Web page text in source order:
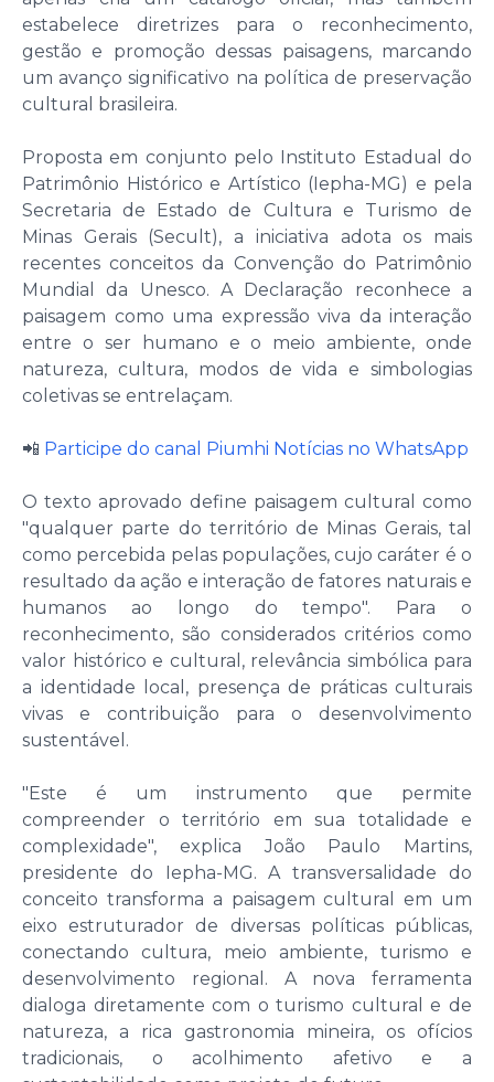
estabelece diretrizes para o reconhecimento,
gestão e promoção dessas paisagens, marcando
um avanço significativo na política de preservação
cultural brasileira.
Proposta em conjunto pelo Instituto Estadual do
Patrimônio Histórico e Artístico (Iepha-MG) e pela
Secretaria de Estado de Cultura e Turismo de
Minas Gerais (Secult), a iniciativa adota os mais
recentes conceitos da Convenção do Patrimônio
Mundial da Unesco. A Declaração reconhece a
paisagem como uma expressão viva da interação
entre o ser humano e o meio ambiente, onde
natureza, cultura, modos de vida e simbologias
coletivas se entrelaçam.
📲 Participe do canal Piumhi Notícias no WhatsApp
O texto aprovado define paisagem cultural como
"qualquer parte do território de Minas Gerais, tal
como percebida pelas populações, cujo caráter é o
resultado da ação e interação de fatores naturais e
humanos ao longo do tempo". Para o
reconhecimento, são considerados critérios como
valor histórico e cultural, relevância simbólica para
a identidade local, presença de práticas culturais
vivas e contribuição para o desenvolvimento
sustentável.
"Este é um instrumento que permite
compreender o território em sua totalidade e
complexidade", explica João Paulo Martins,
presidente do Iepha-MG. A transversalidade do
conceito transforma a paisagem cultural em um
eixo estruturador de diversas políticas públicas,
conectando cultura, meio ambiente, turismo e
desenvolvimento regional. A nova ferramenta
dialoga diretamente com o turismo cultural e de
natureza, a rica gastronomia mineira, os ofícios
tradicionais, o acolhimento afetivo e a